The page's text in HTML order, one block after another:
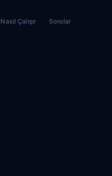
Nasıl Çalışır Sorular